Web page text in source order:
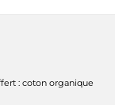
: coton organique